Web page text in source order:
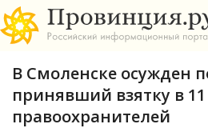
В Смоленске осужден
принявший взятку в
правоохранителей